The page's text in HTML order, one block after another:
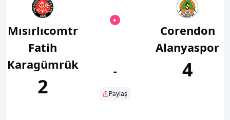
Mısırlıcomtr
Fatih
Karagümrük
2
-
Paylaş
Corendon
Alanyaspor
4